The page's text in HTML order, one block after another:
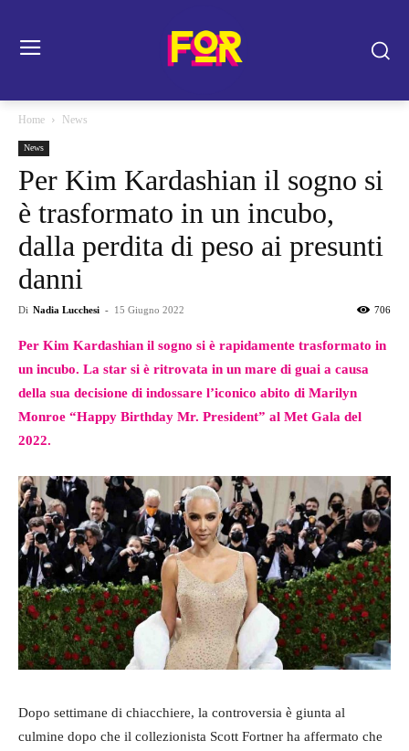
Home News
News
Per Kim Kardashian il sogno si
è trasformato in un incubo,
dalla perdita di peso ai presunti
danni
Di Nadia Lucchesi - 15 Giugno 2022 706
Per Kim Kardashian il sogno si è rapidamente trasformato in
un incubo. La star si è ritrovata in un mare di guai a causa
della sua decisione di indossare l’iconico abito di Marilyn
Monroe “Happy Birthday Mr. President” al Met Gala del
2022.
Dopo settimane di chiacchiere, la controversia è giunta al
culmine dopo che il collezionista Scott Fortner ha affermato che